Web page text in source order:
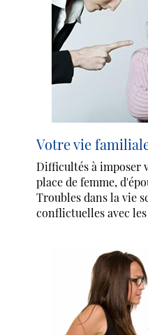
Votre vie
Difficultés à imposer
place de femme,
Troubles dans la vie
conflictuelles avec